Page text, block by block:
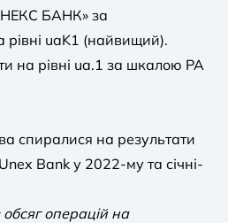
БАНК» за
uaK1 (найвищий).
на рівні ua.1 за шкалою РА
спиралися на результати
Unex Bank у 2022-му та січні-
операцій на